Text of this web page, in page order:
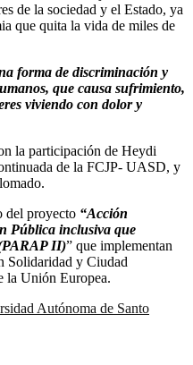
de la sociedad y el Estado, ya
que quita la vida de miles de
forma de discriminación y
que causa sufrimiento,
viviendo con dolor y
la participación de Heydi
de la FCJP- UASD, y
del proyecto “Acción
Pública inclusiva que
II)” que implementan
Solidaridad y Ciudad
la Unión Europea.
Autónoma de Santo